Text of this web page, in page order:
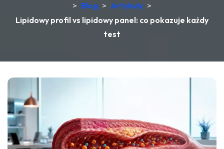
> Blog > Artykuły >
Lipidowy profil vs lipidowy panel: co pokazuje każdy
test